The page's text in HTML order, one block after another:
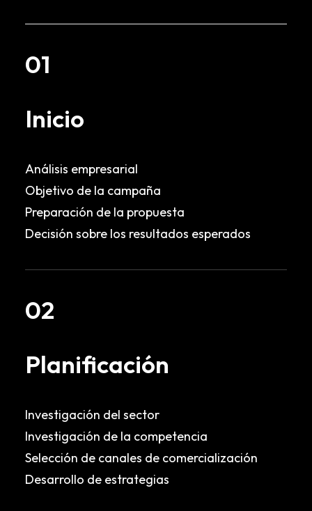
01
Inicio
Análisis empresarial
Objetivo de la campaña
Preparación de la propuesta
Decisión sobre los resultados esperados
02
Planificación
Investigación del sector
Investigación de la competencia
Selección de canales de comercialización
Desarrollo de estrategias